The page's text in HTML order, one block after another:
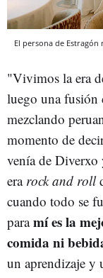
El persona de
"Vivimos la era
luego una fusión
mezclando
momento de
venía de Diverxo
era rock and roll
cuando todo se
paramí es la
comida ni
un aprendizaje y